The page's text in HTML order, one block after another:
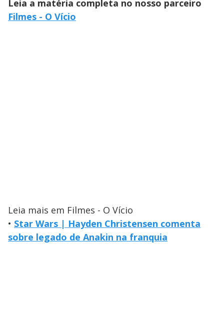
Leia a matéria completa no nosso parceiro
Filmes - O Vício
Leia mais em Filmes - O Vício
• Star Wars | Hayden Christensen comenta
sobre legado de Anakin na franquia